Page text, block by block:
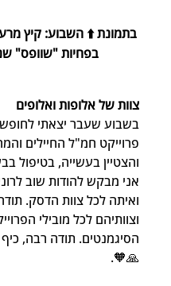
בפחיות "שוופס"
צוות של אלופות ואלופים
בשבוע שעבר יצאתי
פרוייקט חמ"ל החיילים
והצטיין בעשייה, בטיפול
אני מבקש להודות שוב
ואיתה לכל צוות הדסק.
וצוותיהם לכל מובילי
הסיגמנטים. תודה רבה,
🙏🧡.